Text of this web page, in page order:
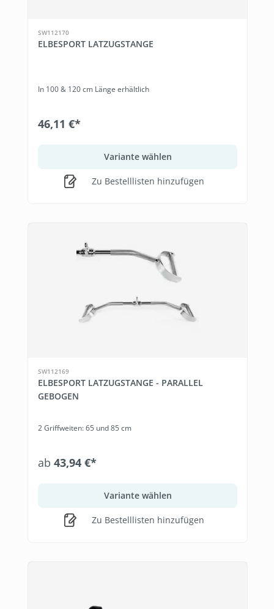
SW112170
ELBESPORT LATZUGSTANGE
In 100 & 120 cm Länge erhältlich
46,11 €*
Variante wählen
Zu Bestelllisten hinzufügen
SW112169
ELBESPORT LATZUGSTANGE - PARALLEL
GEBOGEN
2 Griffweiten: 65 und 85 cm
ab 43,94 €*
Variante wählen
Zu Bestelllisten hinzufügen